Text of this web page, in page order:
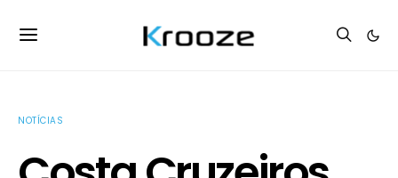
NOTÍCIAS